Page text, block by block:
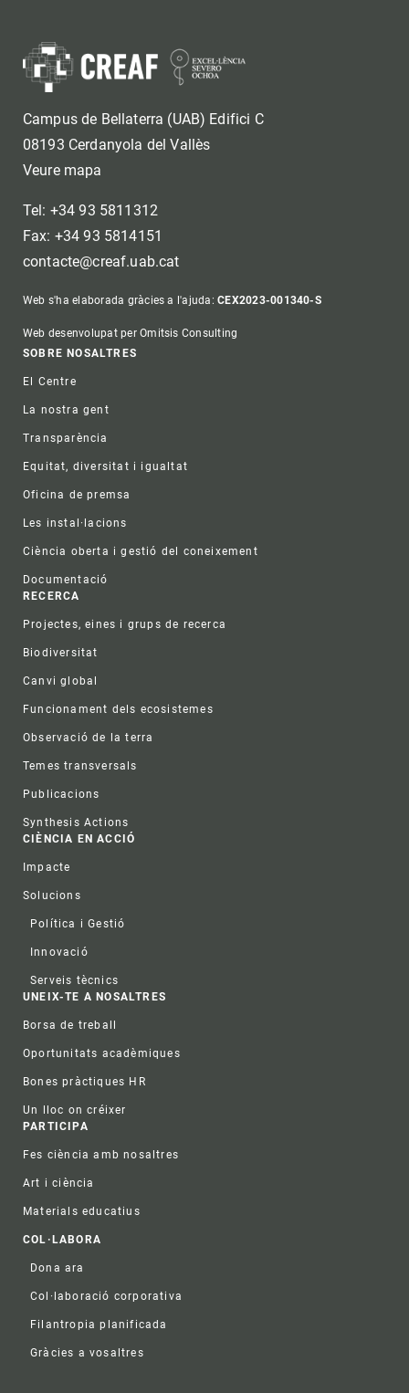
Campus de Bellaterra (UAB) Edifici C
08193 Cerdanyola del Vallès
Veure mapa
Tel: +34 93 5811312
Fax: +34 93 5814151
contacte@creaf.uab.cat
Web s'ha elaborada gràcies a l'ajuda:CEX2023-001340-S
Web desenvolupat per Omitsis Consulting
Footer
SOBRE NOSALTRES
El Centre
La nostra gent
Transparència
Equitat, diversitat i igualtat
Oficina de premsa
Les instal·lacions
Ciència oberta i gestió del coneixement
Documentació
RECERCA
Projectes, eines i grups de recerca
Biodiversitat
Canvi global
Funcionament dels ecosistemes
Observació de la terra
Temes transversals
Publicacions
Synthesis Actions
CIÈNCIA EN ACCIÓ
Impacte
Solucions
Política i Gestió
Innovació
Serveis tècnics
UNEIX-TE A NOSALTRES
Borsa de treball
Oportunitats acadèmiques
Bones pràctiques HR
Un lloc on créixer
PARTICIPA
Fes ciència amb nosaltres
Art i ciència
Materials educatius
COL·LABORA
Dona ara
Col·laboració corporativa
Filantropia planificada
Gràcies a vosaltres